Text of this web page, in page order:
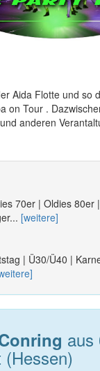
Aida Flotte und so
on Tour .
anderen
70er | Oldies 80er
[weitere]
| Ü30/Ü40 |
aus